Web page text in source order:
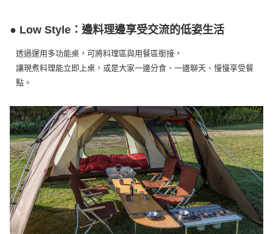
● Low Style：邊料理邊享受交流的低姿生活
透過運用多功能桌，可將料理區與用餐區銜接，
讓現煮料理能立即上桌，或是大家一邊分食、一邊聊天、慢慢享受餐
點。